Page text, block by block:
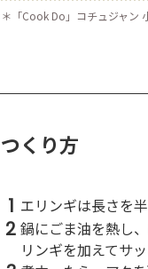
＊ 「Cook Do」コチュジャン
つくり方
1 エリンギは長さを半
2 鍋にごま油を熱し
リンギを加えてサッ